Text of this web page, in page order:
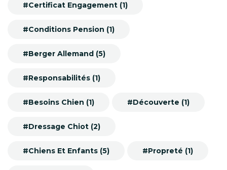
#Certificat Engagement (1)
#Conditions Pension (1)
#Berger Allemand (5)
#Responsabilités (1)
#Besoins Chien (1) #Découverte (1)
#Dressage Chiot (2)
#Chiens Et Enfants (5) #Propreté (1)